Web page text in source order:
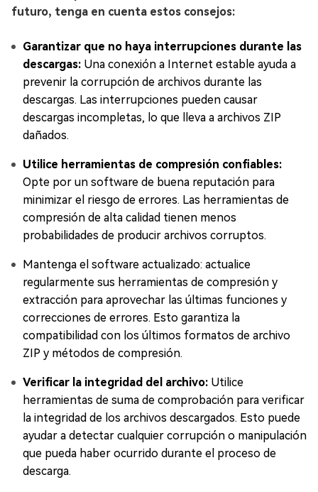
futuro, tenga en cuenta estos consejos:
Garantizar que no haya interrupciones durante las
descargas: Una conexión a Internet estable ayuda a
prevenir la corrupción de archivos durante las
descargas. Las interrupciones pueden causar
descargas incompletas, lo que lleva a archivos ZIP
dañados.
Utilice herramientas de compresión confiables:
Opte por un software de buena reputación para
minimizar el riesgo de errores. Las herramientas de
compresión de alta calidad tienen menos
probabilidades de producir archivos corruptos.
Mantenga el software actualizado: actualice
regularmente sus herramientas de compresión y
extracción para aprovechar las últimas funciones y
correcciones de errores. Esto garantiza la
compatibilidad con los últimos formatos de archivo
ZIP y métodos de compresión.
Verificar la integridad del archivo: Utilice
herramientas de suma de comprobación para verificar
la integridad de los archivos descargados. Esto puede
ayudar a detectar cualquier corrupción o manipulación
que pueda haber ocurrido durante el proceso de
descarga.